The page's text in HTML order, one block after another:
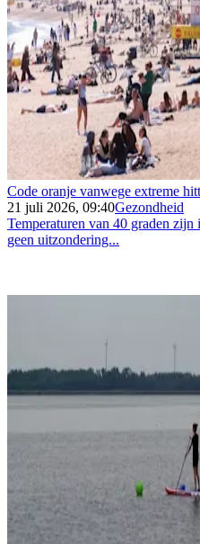
Code oranje vanwege extreme
21 juli 2026, 09:40Gezondheid
Temperaturen van 40 graden
geen uitzondering...